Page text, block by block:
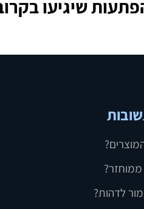
ממוחזר?
לדהות?